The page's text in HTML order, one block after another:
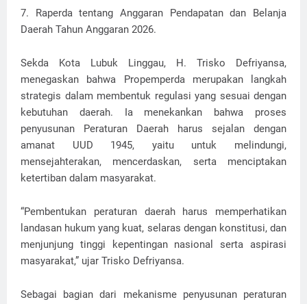
7. Raperda tentang Anggaran Pendapatan dan Belanja
Daerah Tahun Anggaran 2026.
Sekda Kota Lubuk Linggau, H. Trisko Defriyansa,
menegaskan bahwa Propemperda merupakan langkah
strategis dalam membentuk regulasi yang sesuai dengan
kebutuhan daerah. Ia menekankan bahwa proses
penyusunan Peraturan Daerah harus sejalan dengan
amanat UUD 1945, yaitu untuk melindungi,
mensejahterakan, mencerdaskan, serta menciptakan
ketertiban dalam masyarakat.
“Pembentukan peraturan daerah harus memperhatikan
landasan hukum yang kuat, selaras dengan konstitusi, dan
menjunjung tinggi kepentingan nasional serta aspirasi
masyarakat,” ujar Trisko Defriyansa.
Sebagai bagian dari mekanisme penyusunan peraturan